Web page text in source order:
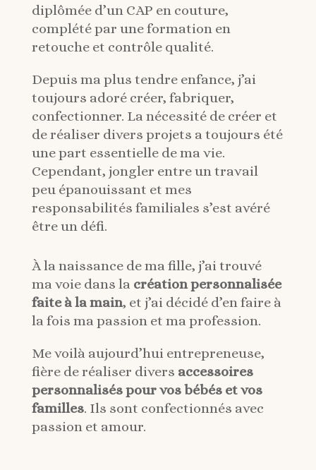
diplômée d’un CAP en couture,
complété par une formation en
retouche et contrôle qualité.
Depuis ma plus tendre enfance, j’ai
toujours adoré créer, fabriquer,
confectionner. La nécessité de créer et
de réaliser divers projets a toujours été
une part essentielle de ma vie.
Cependant, jongler entre un travail
peu épanouissant et mes
responsabilités familiales s’est avéré
être un défi.
À la naissance de ma fille, j’ai trouvé
ma voie dans la création personnalisée
faite à la main, et j’ai décidé d’en faire à
la fois ma passion et ma profession.
Me voilà aujourd’hui entrepreneuse,
fière de réaliser divers accessoires
personnalisés pour vos bébés et vos
familles. Ils sont confectionnés avec
passion et amour.